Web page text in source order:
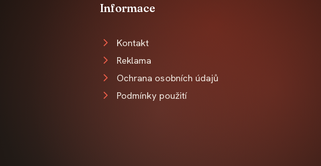
Informace
Kontakt
Reklama
Ochrana osobních údajů
Podmínky použití